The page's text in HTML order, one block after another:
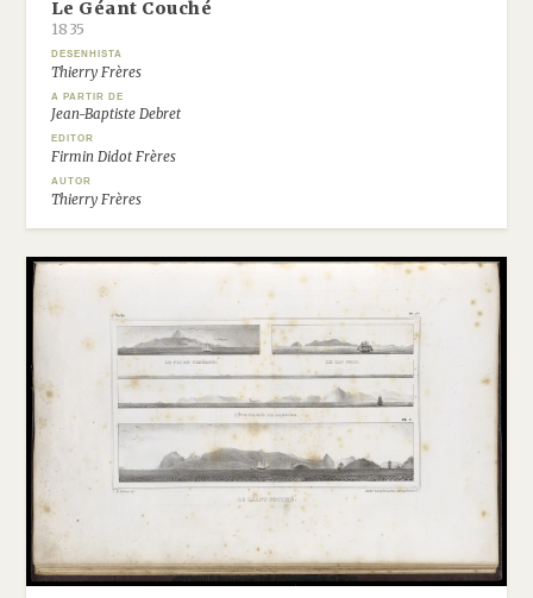
Le Géant Couché
1835
DESENHISTA
Thierry Frères
A PARTIR DE
Jean-Baptiste Debret
EDITOR
Firmin Didot Frères
AUTOR
Thierry Frères